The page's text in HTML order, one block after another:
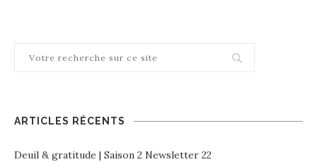
ARTICLES RÉCENTS
Deuil & gratitude | Saison 2 Newsletter 22